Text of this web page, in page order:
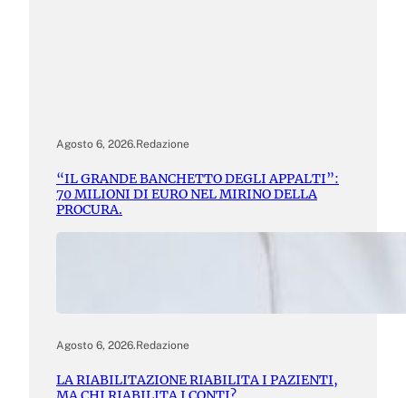
Agosto 6, 2026.Redazione
“IL GRANDE BANCHETTO DEGLI APPALTI”:
70 MILIONI DI EURO NEL MIRINO DELLA
PROCURA.
Agosto 6, 2026.Redazione
LA RIABILITAZIONE RIABILITA I PAZIENTI,